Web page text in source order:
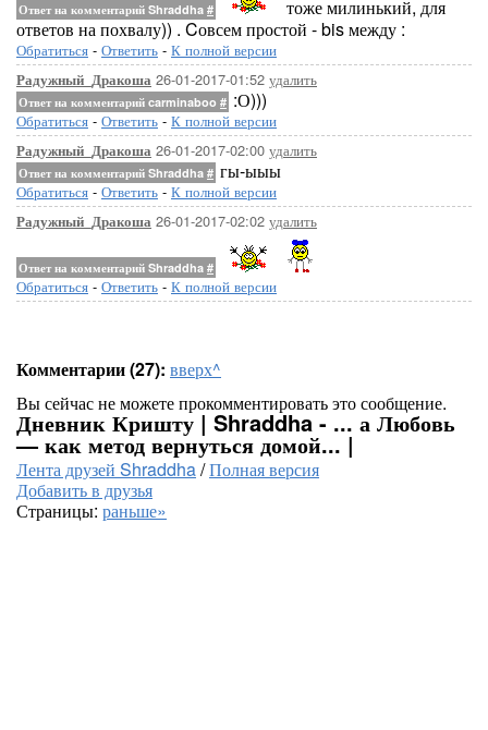
Ответ на комментарий Shraddha #
тоже милинький, для
ответов на похвалу)) . Cовсем простой - bis между :
Обратиться - Ответить - К полной версии
Радужный_Дракоша 26-01-2017-01:52 удалить
Ответ на комментарий carminaboo # :О)))
Обратиться - Ответить - К полной версии
Радужный_Дракоша 26-01-2017-02:00 удалить
Ответ на комментарий Shraddha # гы-ыыы
Обратиться - Ответить - К полной версии
Радужный_Дракоша 26-01-2017-02:02 удалить
Ответ на комментарий Shraddha #
Обратиться - Ответить - К полной версии
Комментарии (27): вверх^
Вы сейчас не можете прокомментировать это сообщение.
Дневник Кришту | Shraddha - ... а Любовь
— как метод вернуться домой... |
Лента друзей Shraddha/Полная версия
Добавить в друзья
Страницы: раньше»